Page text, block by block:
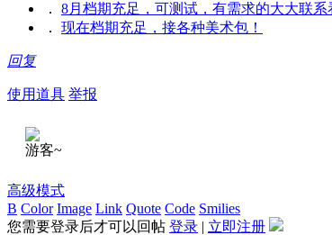
． 8月档期充足，可测试，有需求的大大联系
． 现在档期充足，接各种美术包！
回复
使用道具 举报
游客~
高级模式
B Color Image Link Quote Code Smilies
您需要登录后才可以回帖 登录 | 立即注册